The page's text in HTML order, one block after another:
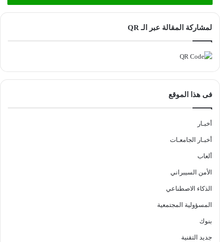
لمشاركة المقالة عبر الـ QR
فى هذا الموقع
أخبـار
أخبـار الجامعـات
ألعاب
الأمن السيبراني
الذكاء الاصطناعي
المسؤولية المجتمعية
بنوك
جديد التقنية